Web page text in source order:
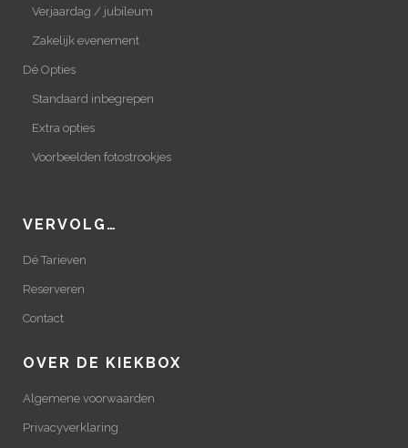
Verjaardag / jubileum
Zakelijk evenement
Dé Opties
Standaard inbegrepen
Extra opties
Voorbeelden fotostrookjes
VERVOLG…
Dé Tarieven
Reserveren
Contact
OVER DE KIEKBOX
Algemene voorwaarden
Privacyverklaring